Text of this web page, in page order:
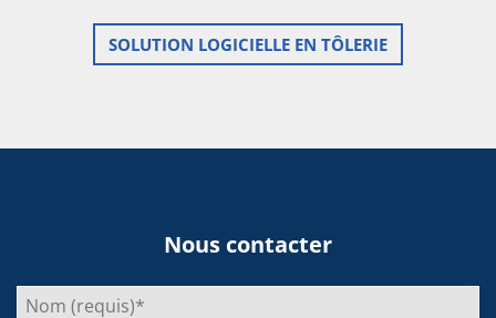
SOLUTION LOGICIELLE EN TÔLERIE
Nous contacter